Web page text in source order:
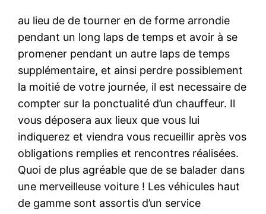
au lieu de de tourner en de forme arrondie
pendant un long laps de temps et avoir à se
promener pendant un autre laps de temps
supplémentaire, et ainsi perdre possiblement
la moitié de votre journée, il est necessaire de
compter sur la ponctualité d’un chauffeur. Il
vous déposera aux lieux que vous lui
indiquerez et viendra vous recueillir après vos
obligations remplies et rencontres réalisées.
Quoi de plus agréable que de se balader dans
une merveilleuse voiture ! Les véhicules haut
de gamme sont assortis d’un service